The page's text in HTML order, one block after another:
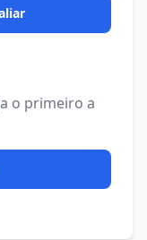
o primeiro a